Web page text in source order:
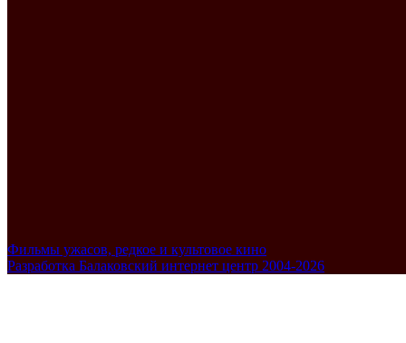
Фильмы ужасов, редкое и культовое кино
Разработка Балаковский интернет центр 2004-2026